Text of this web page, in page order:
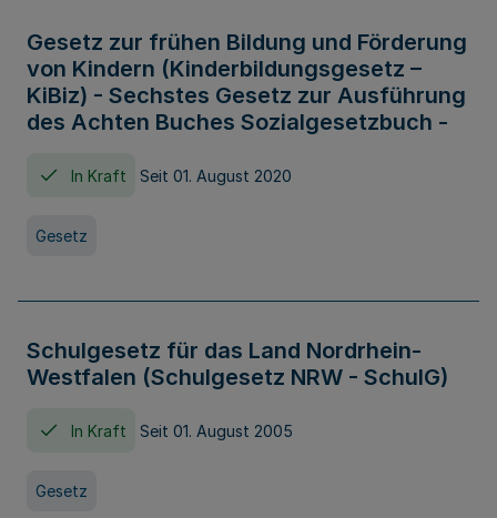
Gesetz zur frühen Bildung und Förderung
von Kindern (Kinderbildungsgesetz –
KiBiz) - Sechstes Gesetz zur Ausführung
des Achten Buches Sozialgesetzbuch -
In Kraft Seit 01. August 2020
Gesetz
Schulgesetz für das Land Nordrhein-
Westfalen (Schulgesetz NRW - SchulG)
In Kraft Seit 01. August 2005
Gesetz